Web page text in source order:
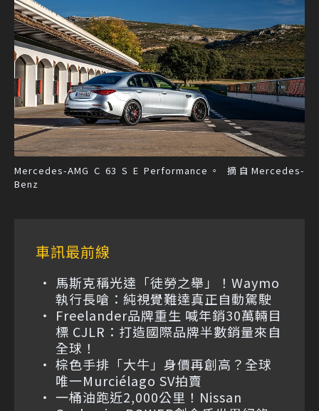
Mercedes-AMG C 63 S E Performance。 摘自Mercedes-
Benz
車訊最前線
馬斯克稱光達「徒勞之舉」！Waymo
執行長嗆：純視覺難達真正自動駕駛
Freelander品牌重生 喊年銷30萬輛目
標 CJLR：打造國際品牌半數銷量來自
全球！
棕色手排「大牛」身價再創高？全球
唯一Murciélago SV拍賣
一桶油跑近2,000公里！Nissan